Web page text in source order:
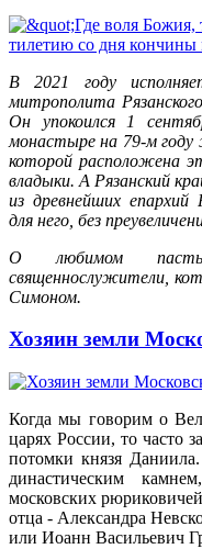
В 2021 году
митрополита
Он упокоился 1
монастыре на 79-м году
которой расположена
владыки. А Рязанский
из древнейших епархий
для него, без
О любимом
священнослужители,
Симоном.
Хозяин земли
Когда мы говорим о
царях России, то часто
потомки князя
династическим
московских
отца - Александра
или Иоанн Васильевич